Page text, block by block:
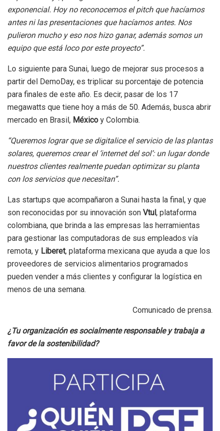
exponencial. Hoy no reconocemos el pitch que hacíamos
antes ni las presentaciones que hacíamos antes. Nos
pulieron mucho y eso nos hizo ganar, además somos un
equipo que está loco por este proyecto”.
Lo siguiente para Sunai, luego de mejorar sus procesos a
partir del DemoDay, es triplicar su porcentaje de potencia
para finales de este año. Es decir, pasar de los 17
megawatts que tiene hoy a más de 50. Además, busca abrir
mercado en Brasil, México y Colombia.
“Queremos lograr que se digitalice el servicio de las plantas
solares, queremos crear el ‘internet del sol’: un lugar donde
nuestros clientes realmente puedan optimizar su planta
con los servicios que necesitan”.
Las startups que acompañaron a Sunai hasta la final, y que
son reconocidas por su innovación son Vtul , plataforma
colombiana, que brinda a las empresas las herramientas
para gestionar las computadoras de sus empleados vía
remota, y Liberet, plataforma mexicana que ayuda a que los
proveedores de servicios alimentarios programados
pueden vender a más clientes y configurar la logística en
menos de una semana.
Comunicado de prensa.
¿Tu organización es socialmente responsable y trabaja a
favor de la sostenibilidad?